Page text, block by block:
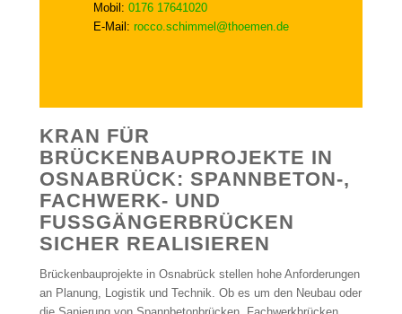
Mobil: 0176 17641020
E-Mail: rocco.schimmel@thoemen.de
KRAN FÜR
BRÜCKENBAUPROJEKTE IN
OSNABRÜCK: SPANNBETON-,
FACHWERK- UND
FUSSGÄNGERBRÜCKEN S
ICHER REALISIEREN
Brückenbauprojekte in Osnabrück stellen hohe Anforderungen
an Planung, Logistik und Technik. Ob es um den Neubau oder